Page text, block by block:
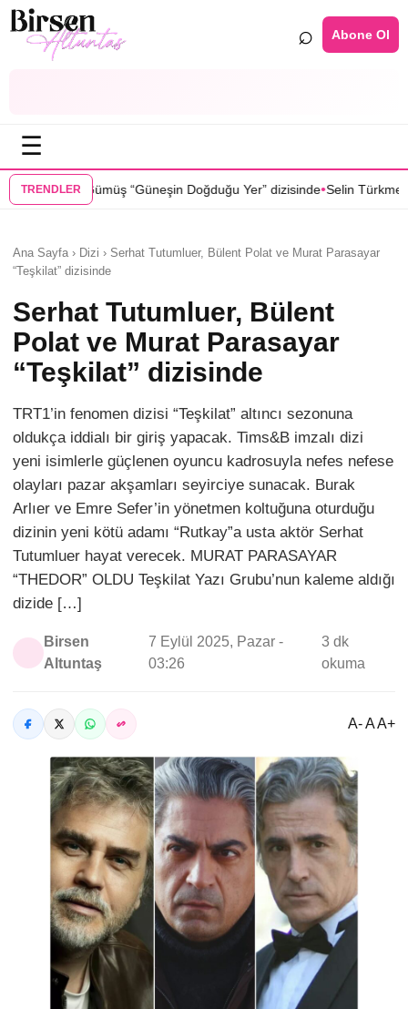
⌕ Abone Ol
☰
TRENDLER
Doğduğu Yer” dizisinde•Selin Türkmen “Karma” dizisinde
Ana Sayfa › Dizi › Serhat Tutumluer, Bülent Polat ve Murat Parasayar
“Teşkilat” dizisinde
Serhat Tutumluer, Bülent
Polat ve Murat Parasayar
“Teşkilat” dizisinde
TRT1’in fenomen dizisi “Teşkilat” altıncı sezonuna
oldukça iddialı bir giriş yapacak. Tims&B imzalı dizi
yeni isimlerle güçlenen oyuncu kadrosuyla nefes nefese
olayları pazar akşamları seyirciye sunacak. Burak
Arlıer ve Emre Sefer’in yönetmen koltuğuna oturduğu
dizinin yeni kötü adamı “Rutkay”a usta aktör Serhat
Tutumluer hayat verecek. MURAT PARASAYAR
“THEDOR” OLDU Teşkilat Yazı Grubu’nun kaleme aldığı
dizide […]
Birsen
Altuntaş
7 Eylül 2025, Pazar -
03:26
3 dk
okuma
A- A A+